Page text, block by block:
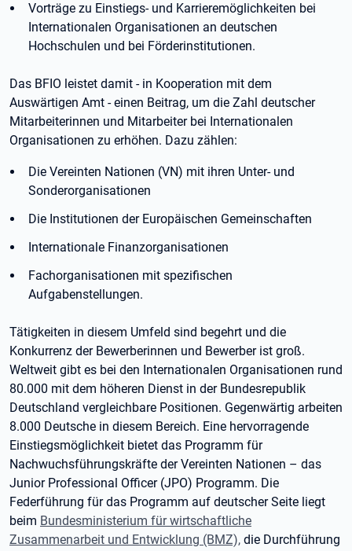
Vorträge zu Einstiegs- und Karrieremöglichkeiten bei
Internationalen Organisationen an deutschen
Hochschulen und bei Förderinstitutionen.
Das BFIO leistet damit - in Kooperation mit dem
Auswärtigen Amt - einen Beitrag, um die Zahl deutscher
Mitarbeiterinnen und Mitarbeiter bei Internationalen
Organisationen zu erhöhen. Dazu zählen:
Die Vereinten Nationen (VN) mit ihren Unter- und
Sonderorganisationen
Die Institutionen der Europäischen Gemeinschaften
Internationale Finanzorganisationen
Fachorganisationen mit spezifischen
Aufgabenstellungen.
Tätigkeiten in diesem Umfeld sind begehrt und die
Konkurrenz der Bewerberinnen und Bewerber ist groß.
Weltweit gibt es bei den Internationalen Organisationen rund
80.000 mit dem höheren Dienst in der Bundesrepublik
Deutschland vergleichbare Positionen. Gegenwärtig arbeiten
8.000 Deutsche in diesem Bereich. Eine hervorragende
Einstiegsmöglichkeit bietet das Programm für
Nachwuchsführungskräfte der Vereinten Nationen – das
Junior Professional Officer (JPO) Programm. Die
Federführung für das Programm auf deutscher Seite liegt
beim Bundesministerium für wirtschaftliche
Zusammenarbeit und Entwicklung (BMZ), die Durchführung